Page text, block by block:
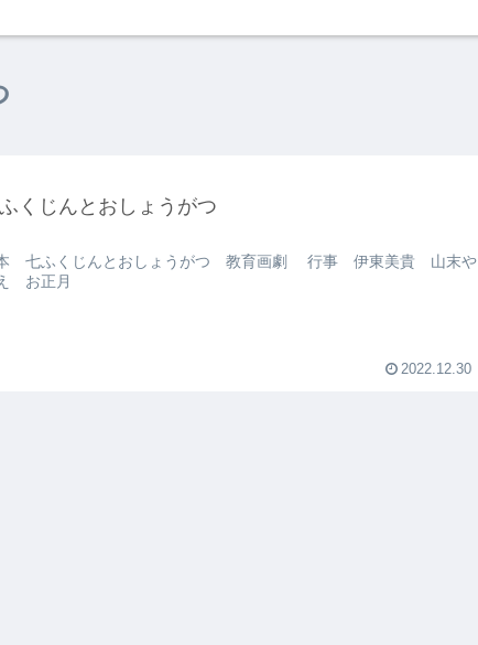
くじんとおしょうがつ
七ふくじんとおしょうがつ 教育画劇 行事 伊東美貴 山末や
お正月
2022.12.30